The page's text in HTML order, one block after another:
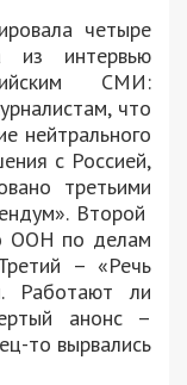
четыре
из интервью
СМИ:
что
нейтрального
с Россией,
третьими
Второй
ООН по делам
– «Речь
Работают ли
анонс –
то вырвались